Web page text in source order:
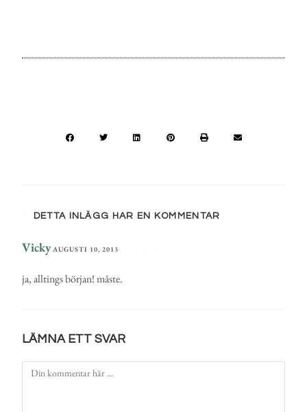
DETTA INLÄGG HAR EN KOMMENTAR
Vicky AUGUSTI 10, 2013
ja, alltings början! måste.
LÄMNA ETT SVAR